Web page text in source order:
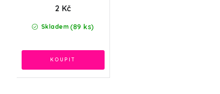
Skladem (89 ks)
2 Kč